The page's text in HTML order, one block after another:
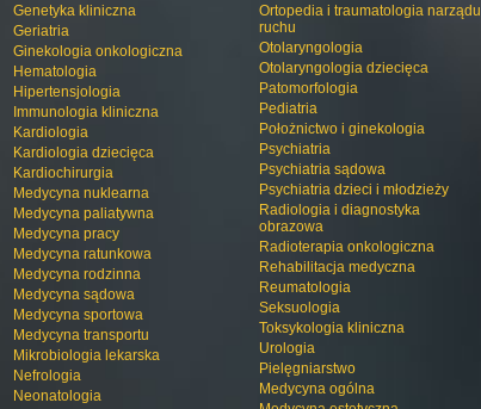
Genetyka kliniczna
Geriatria
Ginekologia onkologiczna
Hematologia
Hipertensjologia
Immunologia kliniczna
Kardiologia
Kardiologia dziecięca
Kardiochirurgia
Medycyna nuklearna
Medycyna paliatywna
Medycyna pracy
Medycyna ratunkowa
Medycyna rodzinna
Medycyna sądowa
Medycyna sportowa
Medycyna transportu
Mikrobiologia lekarska
Nefrologia
Neonatologia
Ortopedia i traumatologia narządu
ruchu
Otolaryngologia
Otolaryngologia dziecięca
Patomorfologia
Pediatria
Położnictwo i ginekologia
Psychiatria
Psychiatria sądowa
Psychiatria dzieci i młodzieży
Radiologia i diagnostyka
obrazowa
Radioterapia onkologiczna
Rehabilitacja medyczna
Reumatologia
Seksuologia
Toksykologia kliniczna
Urologia
Pielęgniarstwo
Medycyna ogólna